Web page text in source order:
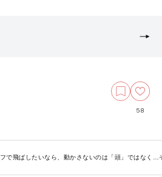
58
で飛ばしたいなら、動かさないのは「頭」ではなく